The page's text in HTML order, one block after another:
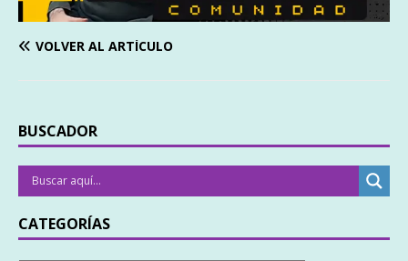
VOLVER AL ARTÍCULO
BUSCADOR
CATEGORÍAS